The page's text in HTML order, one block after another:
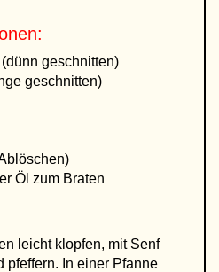
geschnitten)
geschnitten)
Öl zum Braten
leicht klopfen, mit Senf
pfeffern. In einer Pfanne